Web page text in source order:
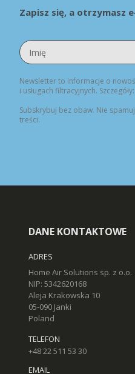
Zapisz się, a otrzymasz
Newsletter to informacje o
i usługach filtracyjnych. Szczegóły:
Subskrybuj bez obaw. Nie
treści.
DANE KONTAKTOWE
ADRES
Home Air Solutions sp. z o.o.
NIP: 5342620168
Aleja Krakowska 10
05-090 Janki
Poland
TELEFON
+48 22 511 53 30
EMAIL